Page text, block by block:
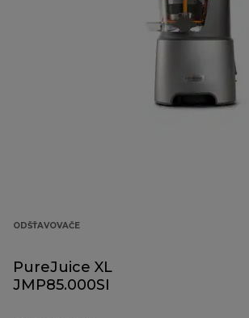
ODŠŤAVOVAČE
PureJuice XL
JMP85.000SI